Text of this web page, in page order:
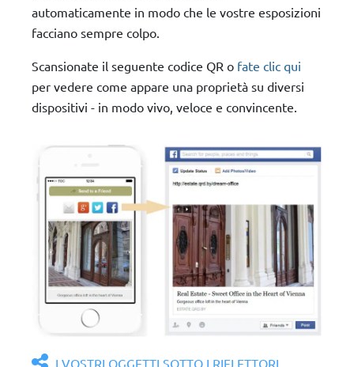
automaticamente in modo che le vostre esposizioni
facciano sempre colpo.
Scansionate il seguente codice QR o fate clic qui
per vedere come appare una proprietà su diversi
dispositivi - in modo vivo, veloce e convincente.
I VOSTRI OGGETTI SOTTO I RIFLETTORI